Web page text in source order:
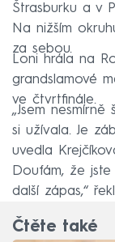
Štrasburku a v
Na nižším
za sebou.
Loni hrála na
grandslamové
ve čtvrtfinále.
„Jsem
si užívala. Je
uvedla
Doufám, že
další zápas,“
Čtěte také